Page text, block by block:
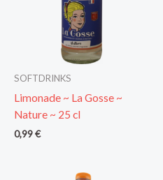
SOFTDRINKS
Limonade ~ La Gosse ~
Nature ~ 25 cl
0,99€